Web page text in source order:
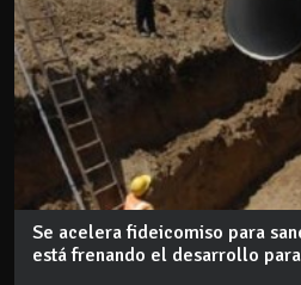
Se acelera fideicomiso para
está frenando el desarrollo para